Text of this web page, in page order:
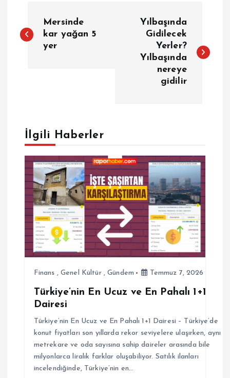
a
e
z
n
m
Mersinde
kar yağan 5
yer
Yılbaşında
Gidilecek
Yerler?
Yılbaşında
nereye
gidilir
İlgili Haberler
Finans ,Genel Kültür,Gündem Temmuz 7, 2026
Türkiye’nin En Ucuz ve En Pahalı 1+1
Dairesi
Türkiye’nin En Ucuz ve En Pahalı 1+1 Dairesi – Türkiye’de
konut fiyatları son yıllarda rekor seviyelere ulaşırken, aynı
metrekare ve oda sayısına sahip daireler arasında bile
milyonlarca liralık farklar oluşabiliyor. Satılık ilanları
incelendiğinde, Türkiye’nin en…